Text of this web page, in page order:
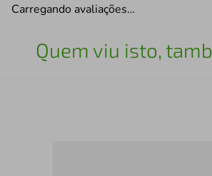
Carregando avaliações…
Quem viu isto,